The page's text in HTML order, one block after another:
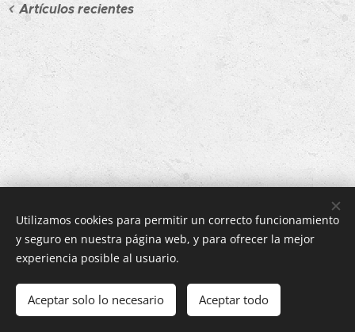
Artículos recientes
© 2020 CASA RURAL LENCO. Calle San Bartolomé nº20,
Zilbeti, 31639 (Navarra) Tel
Creado con Webnode Cookies
Utilizamos cookies para permitir un correcto funcionamiento
y seguro en nuestra página web, y para ofrecer la mejor
experiencia posible al usuario.
Aceptar solo lo necesario Aceptar todo